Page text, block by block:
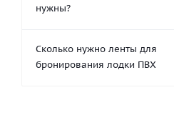
нужны?
Сколько нужно ленты для
бронирования лодки ПВХ